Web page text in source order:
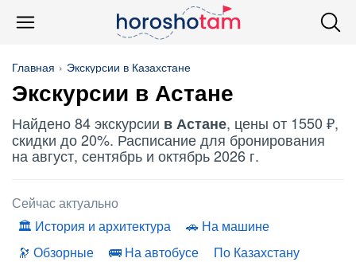
Главная Экскурсии в Казахстане
Экскурсии в Астане
Найдено 84 экскурсии в Астане, цены от 1550 ₽,
скидки до 20%. Расписание для бронирования
на август, сентябрь и октябрь 2026 г.
Сейчас актуально
История и архитектура
На машине
Обзорные
На автобусе
По Казахстану